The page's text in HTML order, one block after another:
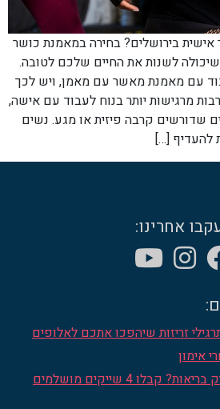
בירושלים? בחירה במאמנת כושר
לשנות את החיים שלכם לטובה.
עם מאמנת מאשר עם מאמן, ויש לכך
מרגישות יותר בנוח לעבוד עם אישה,
שדורשים קרבה פיזית או מגע. נשים
להעדיף […]
אחרינו:
אימון
מחפשים מתכון לשייק בריאות? קבלו 4 שייקים מושלמים